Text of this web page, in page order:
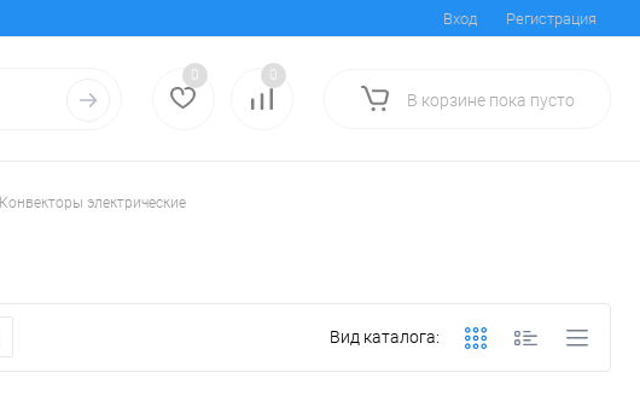
Вход Регистрация
0 0
В корзине пока пусто
Конвекторы электрические
Вид каталога: